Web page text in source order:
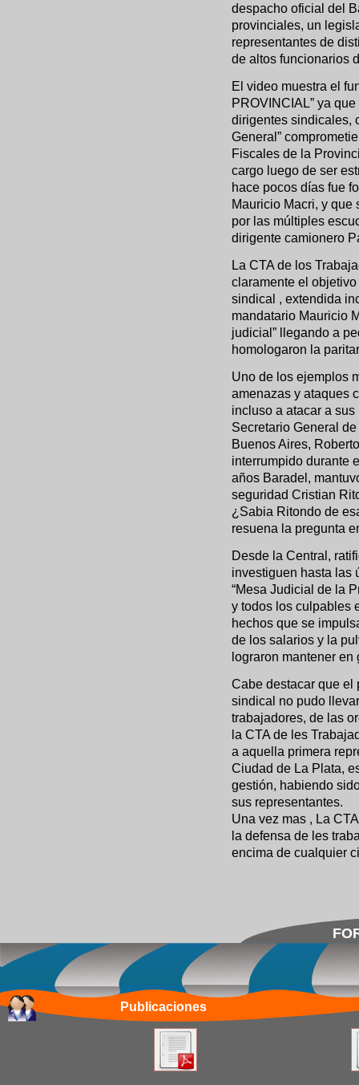
despacho oficial del
provinciales, un
representantes de
de altos funcionarios
El video muestra el
PROVINCIAL” ya
dirigentes sindicales,
General”
Fiscales de la
cargo luego de ser
hace pocos días fue
Mauricio Macri, y que
por las múltiples
dirigente camionero
La CTA de los
claramente el
sindical , extendida
mandatario Mauricio
judicial” llegando a
homologaron la
Uno de los ejemplos
amenazas y ataques
incluso a atacar a
Secretario General
Buenos Aires,
interrumpido durante
años Baradel,
seguridad Cristian
¿Sabia Ritondo de
resuena la pregunta
Desde la Central,
investiguen hasta las
“Mesa Judicial de la
y todos los culpables
hechos que se
de los salarios y la
lograron mantener
Cabe destacar que el
sindical no pudo
trabajadores, de las
la CTA de les
a aquella primera
Ciudad de La Plata,
gestión, habiendo
sus representantes.
Una vez mas , La
la defensa de les
encima de cualquier
Publicaciones